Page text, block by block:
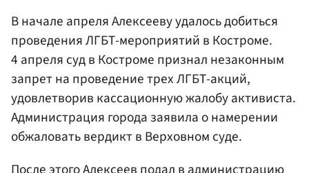
В начале апреля Алексееву удалось добиться
проведения ЛГБТ-мероприятий в Костроме.
4 апреля суд в Костроме признал незаконным
запрет на проведение трех ЛГБТ-акций,
удовлетворив кассационную жалобу активиста.
Администрация города заявила о намерении
обжаловать вердикт в Верховном суде.